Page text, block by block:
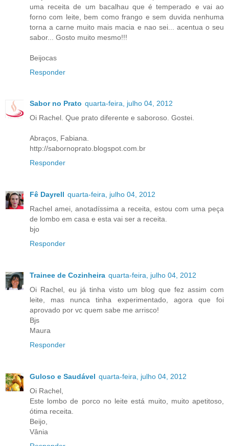
uma receita de um bacalhau que é temperado e vai ao
forno com leite, bem como frango e sem duvida nenhuma
torna a carne muito mais macia e nao sei... acentua o seu
sabor... Gosto muito mesmo!!!
Beijocas
Responder
Sabor no Prato quarta-feira, julho 04, 2012
Oi Rachel. Que prato diferente e saboroso. Gostei.
Abraços, Fabiana.
http://sabornoprato.blogspot.com.br
Responder
Fê Dayrell quarta-feira, julho 04, 2012
Rachel amei, anotadíssima a receita, estou com uma peça
de lombo em casa e esta vai ser a receita.
bjo
Responder
Trainee de Cozinheira quarta-feira, julho 04, 2012
Oi Rachel, eu já tinha visto um blog que fez assim com
leite, mas nunca tinha experimentado, agora que foi
aprovado por vc quem sabe me arrisco!
Bjs
Maura
Responder
Guloso e Saudável quarta-feira, julho 04, 2012
Oi Rachel,
Este lombo de porco no leite está muito, muito apetitoso,
ótima receita.
Beijo,
Vânia